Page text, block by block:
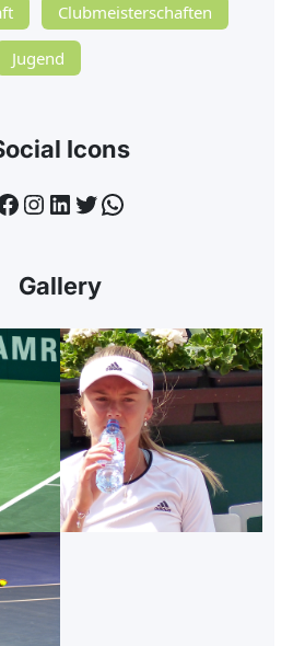
Clubmeisterschaften
Jugend
Icons
InstagramLinkedIn Twitter WhatsApp
Gallery